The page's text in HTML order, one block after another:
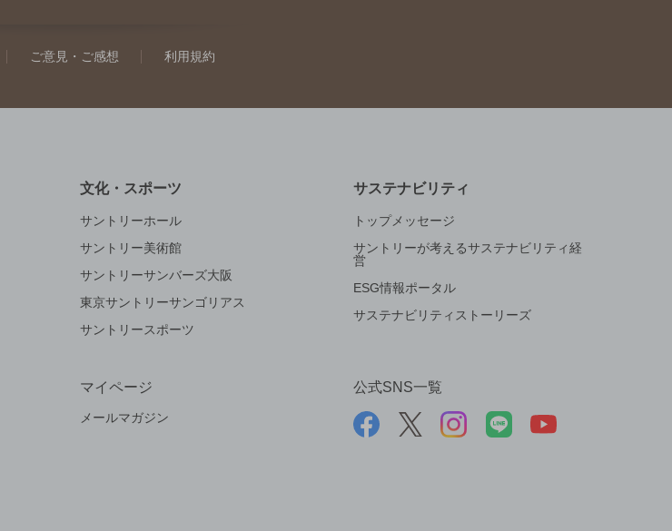
ご意見・ご感想 利用規約
文化・スポーツ
サントリーホール
サントリー美術館
サントリーサンバーズ大阪
東京サントリーサンゴリアス
サントリースポーツ
サステナビリティ
トップメッセージ
サントリーが考えるサステナビリティ経
営
ESG情報ポータル
サステナビリティストーリーズ
マイページ
メールマガジン
公式SNS一覧